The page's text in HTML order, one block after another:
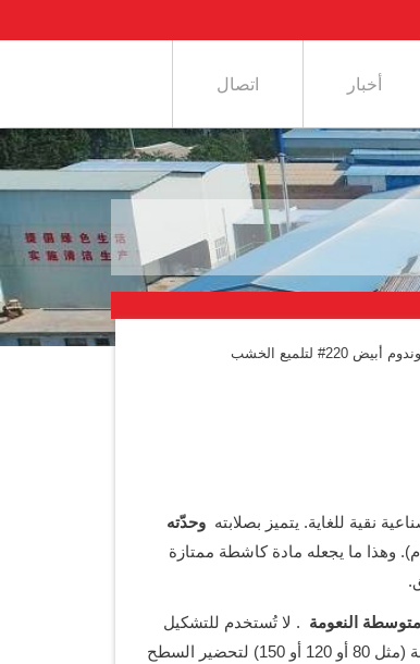
أخبار اتصال
أبيض 220# لتلميع الخشب
نقية للغاية. يتميز بصلابتهوحدّته
وهذا ما يجعله مادة كاشطة ممتازة
متوسطة النعومة . لا تُستخدم للتشكيل
– أي إزالة الخدوش الناتجة عن حبيبات أكثر خشونة (مثل 80 أو 120 أو 150) لتحضير السطح